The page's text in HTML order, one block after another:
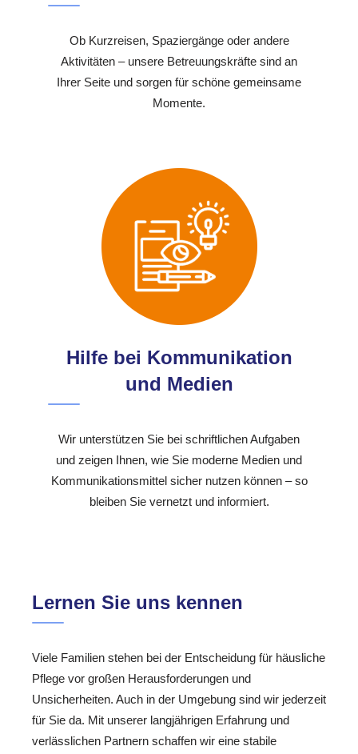
Ob Kurzreisen, Spaziergänge oder andere
Aktivitäten – unsere Betreuungskräfte sind an
Ihrer Seite und sorgen für schöne gemeinsame
Momente.
Hilfe bei Kommunikation
und Medien
Wir unterstützen Sie bei schriftlichen Aufgaben
und zeigen Ihnen, wie Sie moderne Medien und
Kommunikationsmittel sicher nutzen können – so
bleiben Sie vernetzt und informiert.
Lernen Sie uns kennen
Viele Familien stehen bei der Entscheidung für häusliche
Pflege vor großen Herausforderungen und
Unsicherheiten. Auch in der Umgebung sind wir jederzeit
für Sie da. Mit unserer langjährigen Erfahrung und
verlässlichen Partnern schaffen wir eine stabile